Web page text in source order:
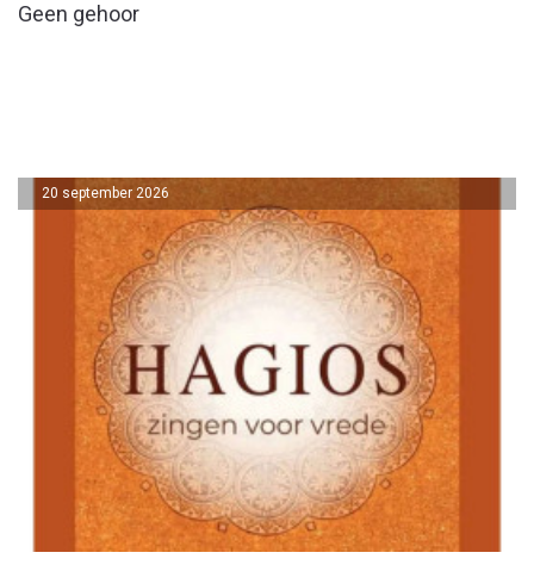
Geen gehoor
20 september 2026